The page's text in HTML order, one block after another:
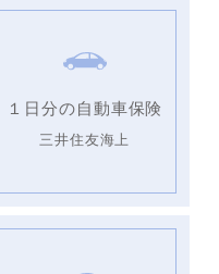
１日分の自動車保険
三井住友海上